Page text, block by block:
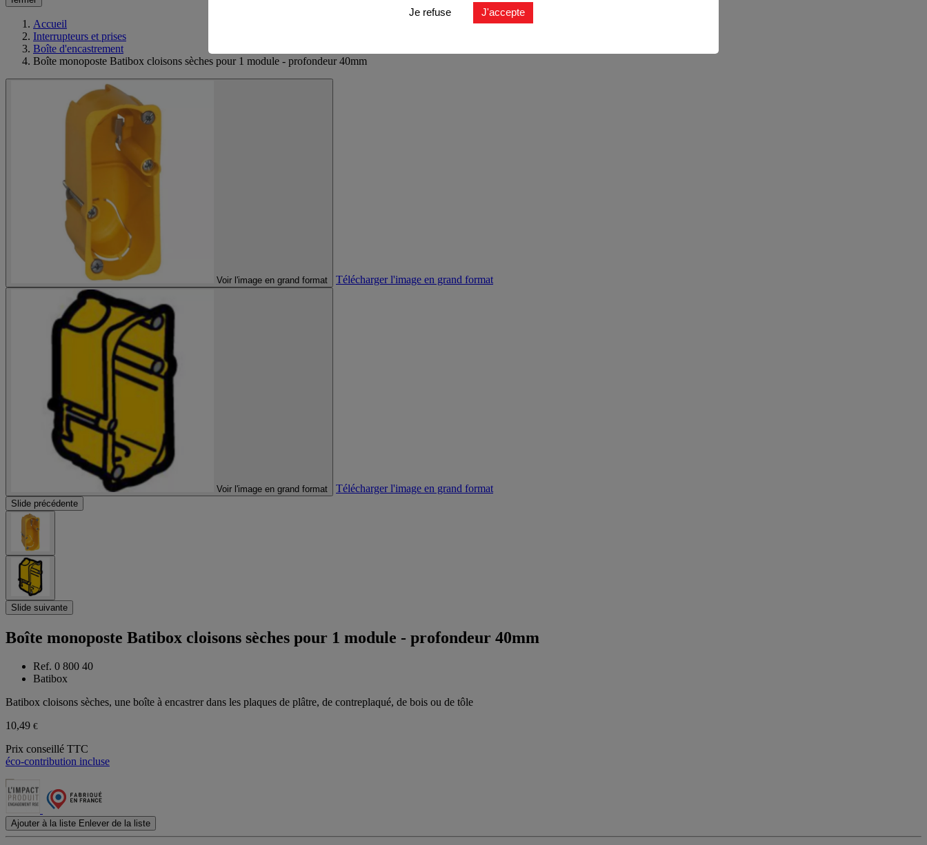
Accueil
Interrupteurs et prises
Boîte d'encastrement
Boîte monoposte Batibox cloisons sèches pour 1 module - profondeur 40mm
Voir l'image en grand format Télécharger l'image en grand format
Voir l'image en grand format Télécharger l'image en grand format
Slide précédente
Slide suivante
Boîte monoposte Batibox cloisons sèches pour 1 module - profondeur 40mm
Ref. 0 800 40
Batibox
Batibox cloisons sèches, une boîte à encastrer dans les plaques de plâtre, de contreplaqué, de bois ou de tôle
10,49 €
Prix conseillé TTC
éco-contribution incluse
Ajouter à la liste Enlever de la liste
Je refuse J'accepte